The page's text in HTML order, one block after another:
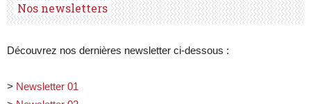
Nos newsletters
Découvrez nos dernières newsletter ci-dessous :
> Newsletter 01